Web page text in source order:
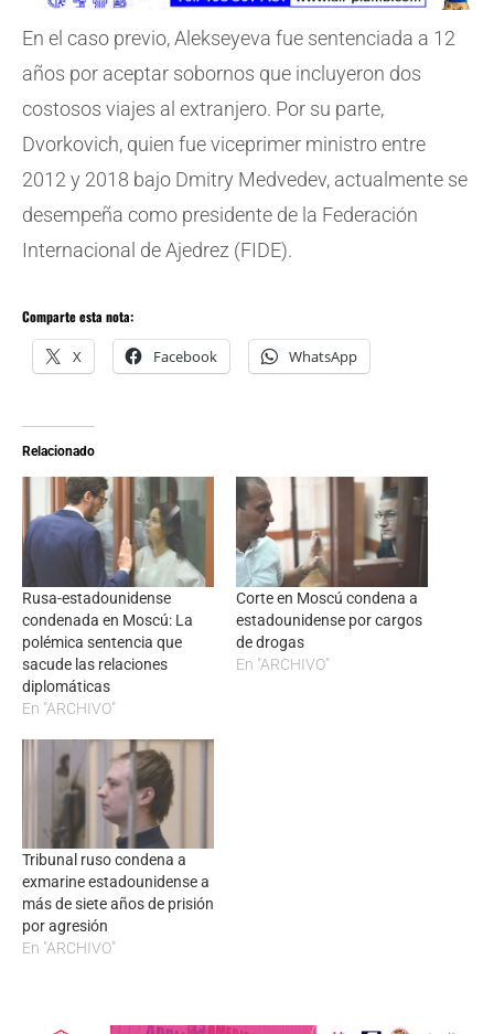
En el caso previo, Alekseyeva fue sentenciada a 12
años por aceptar sobornos que incluyeron dos
costosos viajes al extranjero. Por su parte,
Dvorkovich, quien fue viceprimer ministro entre
2012 y 2018 bajo Dmitry Medvedev, actualmente se
desempeña como presidente de la Federación
Internacional de Ajedrez (FIDE).
Comparte esta nota:
X Facebook WhatsApp
Relacionado
Rusa-estadounidense
condenada en Moscú: La
polémica sentencia que
sacude las relaciones
diplomáticas
En "ARCHIVO"
Corte en Moscú condena a
estadounidense por cargos
de drogas
En "ARCHIVO"
Tribunal ruso condena a
exmarine estadounidense a
más de siete años de prisión
por agresión
En "ARCHIVO"